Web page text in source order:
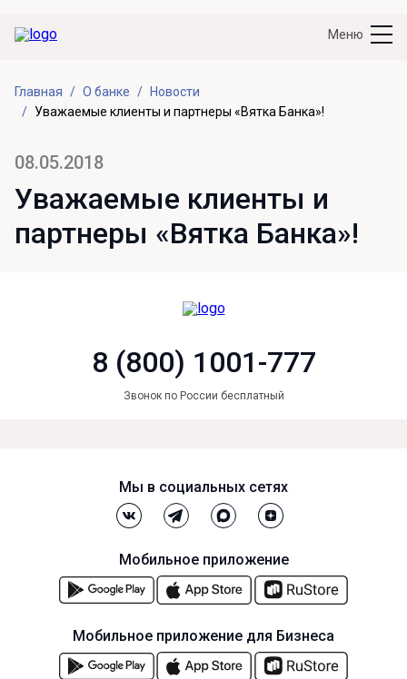
Меню
Главная О банке
Новости
Уважаемые клиенты и партнеры «Вятка Банка»!
08.05.2018
Уважаемые клиенты и
партнеры «Вятка Банка»!
8 (800) 1001-777
Звонок по России бесплатный
Мы в социальных сетях
Мобильное приложение
Мобильное приложение для Бизнеса